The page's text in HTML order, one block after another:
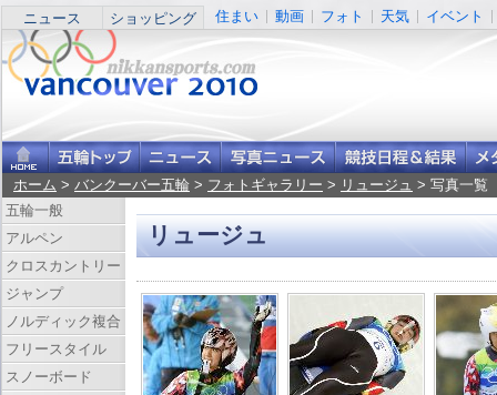
ニュース ショッピング 住まい 動画 フォト 天気 イベント
ホーム > バンクーバー五輪 > フォトギャラリー > リュージュ > 写真一覧
リュージュ
五輪一般
アルペン
クロスカントリー
ジャンプ
ノルディック複合
フリースタイル
スノーボード